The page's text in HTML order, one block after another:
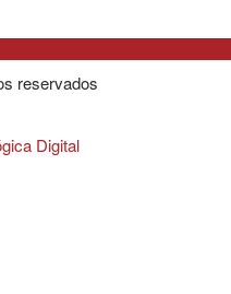
reservados
Digital